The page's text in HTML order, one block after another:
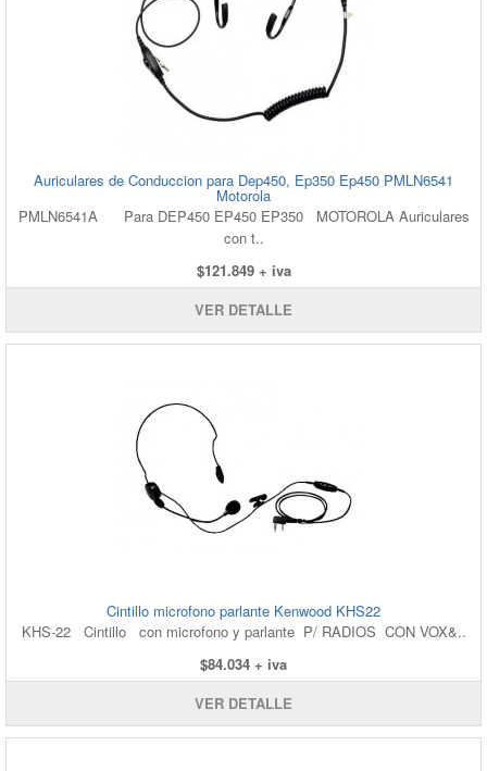
Auriculares de Conduccion para Dep450, Ep350 Ep450 PMLN6541
Motorola
PMLN6541A Para DEP450 EP450 EP350 MOTOROLA Auriculares
con t..
$121.849 + iva
VER DETALLE
Cintillo microfono parlante Kenwood KHS22
KHS-22 Cintillo con microfono y parlante P/ RADIOS CON VOX&..
$84.034 + iva
VER DETALLE